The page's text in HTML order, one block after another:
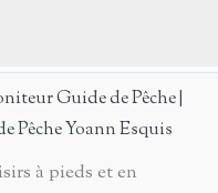
Guide de Pêche |
Pêche Yoann Esquis
à pieds et en